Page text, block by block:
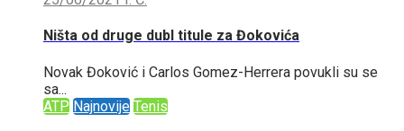
Ništa od druge dubl titule za Đokovića
Novak Đoković i Carlos Gomez-Herrera povukli su se
sa...
ATP Najnovije Tenis